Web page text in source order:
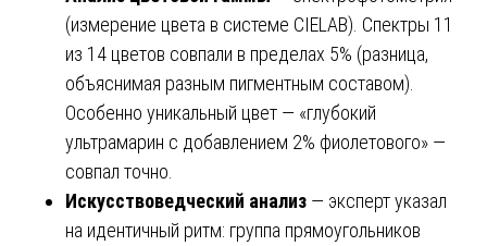
(измерение цвета в системе CIELAB). Спектры 11
из 14 цветов совпали в пределах 5% (разница,
объяснимая разным пигментным составом).
Особенно уникальный цвет — «глубокий
ультрамарин с добавлением 2% фиолетового» —
совпал точно.
Искусствоведческий анализ — эксперт указал
на идентичный ритм: группа прямоугольников